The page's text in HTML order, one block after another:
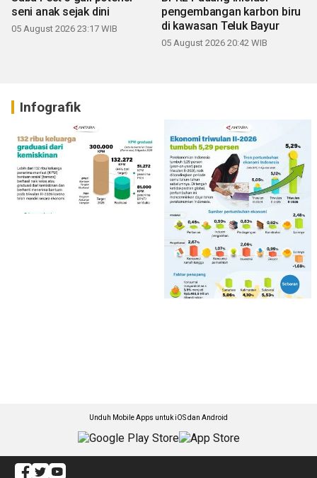
seni anak sejak dini
05 August 2026 23:17 WIB
pengembangan karbon biru
di kawasan Teluk Bayur
05 August 2026 20:42 WIB
Infografik
Unduh Mobile Apps untuk iOS dan Android